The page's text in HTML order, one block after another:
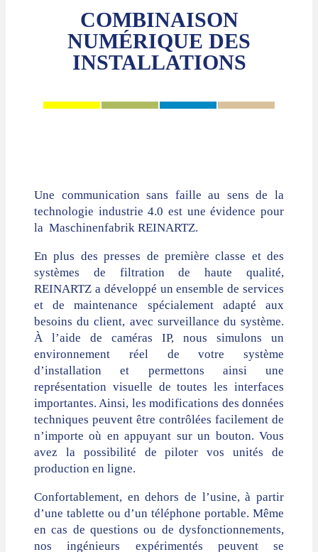
COMBINAISON
NUMÉRIQUE DES
INSTALLATIONS
Une communication sans faille au sens de la
technologie industrie 4.0 est une évidence pour
la Maschinenfabrik REINARTZ.
En plus des presses de première classe et des
systèmes de filtration de haute qualité,
REINARTZ a développé un ensemble de services
et de maintenance spécialement adapté aux
besoins du client, avec surveillance du système.
À l’aide de caméras IP, nous simulons un
environnement réel de votre système
d’installation et permettons ainsi une
représentation visuelle de toutes les interfaces
importantes. Ainsi, les modifications des données
techniques peuvent être contrôlées facilement de
n’importe où en appuyant sur un bouton. Vous
avez la possibilité de piloter vos unités de
production en ligne.
Confortablement, en dehors de l’usine, à partir
d’une tablette ou d’un téléphone portable. Même
en cas de questions ou de dysfonctionnements,
nos ingénieurs expérimentés peuvent se